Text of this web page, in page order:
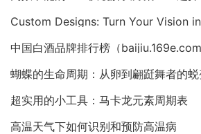
Custom Designs: Turn Your Vision
中国白酒品牌排行榜（
蝴蝶的生命周期：从卵到翩跹舞者的
超实用的小工具：马卡龙元素周期表
高温天气下如何识别和预防高温病